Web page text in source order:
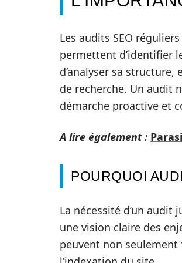
Les audits SEO
permettent d’identifier
d’analyser sa
de recherche. Un audit
démarche proactive et
A lire également :
POURQUOI
La nécessité d’un audit
une vision claire des
peuvent non